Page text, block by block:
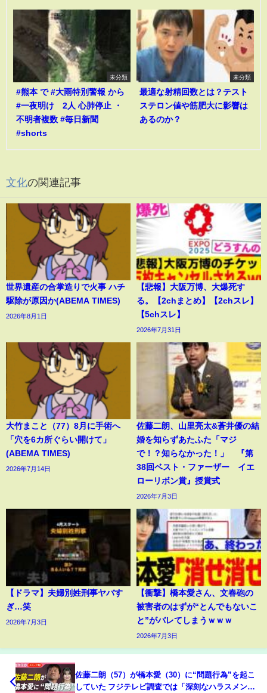
未分類
#熊本 で #大雨特別警報 から
#一夜明け 2人 心肺停止 ・
不明者複数 #毎日新聞
#shorts
未分類
最適な射精回数とは？テスト
ステロン値や筋肥大に影響は
あるのか？
文化の関連記事
世界遺産の合掌造りで火事 ハチ
駆除が原因か(ABEMA TIMES)
2026年8月1日
【悲報】大阪万博、大爆死す
る。【2chまとめ】【2chスレ】
【5chスレ】
2026年7月31日
大竹まこと（77）8月に手術へ
「穴を6カ所ぐらい開けて」
(ABEMA TIMES)
2026年7月14日
佐藤二朗、山里亮太&蒼井優の結
婚を知らずあたふた「マジ
で！？知らなかった！」 『第
38回ベスト・ファーザー イエ
ローリボン賞』授賞式
2026年7月3日
【ドラマ】夫婦別姓刑事ヤバす
ぎ…笑
2026年7月3日
【衝撃】橋本愛さん、文春砲の
被害者のはずが“とんでもないこ
と”がバレてしまうｗｗｗ
2026年7月3日
佐藤二朗（57）が橋本愛（30）に“問題行為”を起こ
していた フジテレビ調査では「深刻なハラスメン